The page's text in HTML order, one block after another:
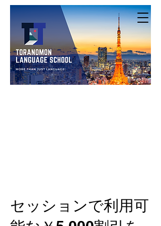
セッションで利用可